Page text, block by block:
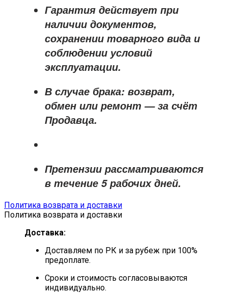
Гарантия действует при
наличии документов,
сохранении товарного вида и
соблюдении условий
эксплуатации.
В случае брака: возврат,
обмен или ремонт —за счёт
Продавца.
Претензии рассматриваются
в течение 5 рабочих дней.
Политика возврата и доставки
Политика возврата и доставки
Доставка:
Доставляем по РК и за рубеж при 100%
предоплате.
Сроки и стоимость согласовываются
индивидуально.